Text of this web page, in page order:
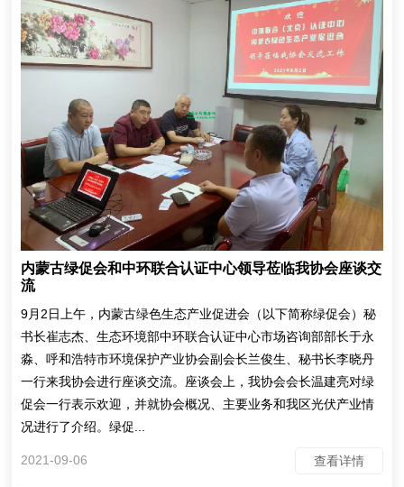
内蒙古绿促会和中环联合认证中心领导莅临我协会座谈交
流
9月2日上午，内蒙古绿色生态产业促进会（以下简称绿促会）秘
书长崔志杰、生态环境部中环联合认证中心市场咨询部部长于永
淼、呼和浩特市环境保护产业协会副会长兰俊生、秘书长李晓丹
一行来我协会进行座谈交流。座谈会上，我协会会长温建亮对绿
促会一行表示欢迎，并就协会概况、主要业务和我区光伏产业情
况进行了介绍。绿促...
2021-09-06 查看详情